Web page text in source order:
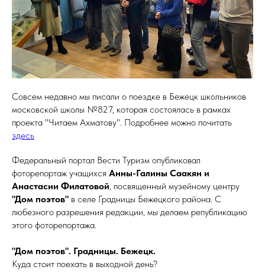
Совсем недавно мы писали о поездке в Бежецк школьников
московской школы №827, которая состоялась в рамках
проекта "Читаем Ахматову". Подробнее можно почитать
здесь
Федеральный портал Вести Туризм опубликовал
фоторепортаж учащихся Анны-Галины Саакян и
Анастасии Филатовой, посвященный музейному центру
"Дом поэтов" в селе Градницы Бежецкого района. С
любезного разрешения редакции, мы делаем републикацию
этого фоторепортажа.
"Дом поэтов". Градницы. Бежецк.
Куда стоит поехать в выходной день?